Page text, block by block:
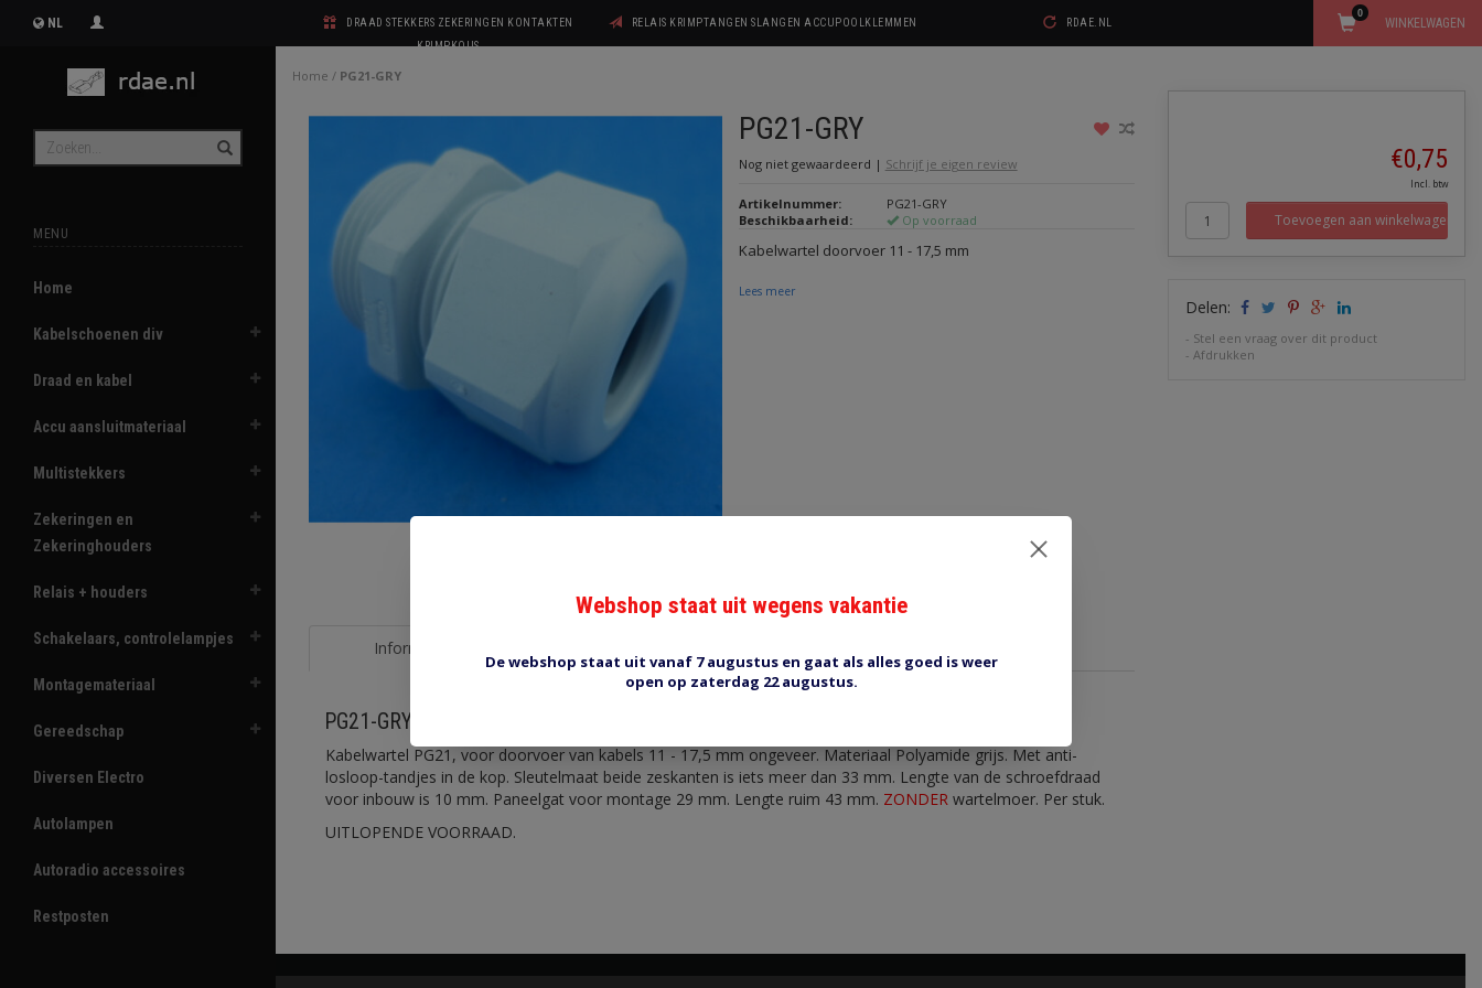
NL
DRAAD STEKKERS ZEKERINGEN KONTAKTEN
KRIMPKOUS
RELAIS KRIMPTANGEN SLANGEN ACCUPOOLKLEMMEN RDAE.NL WINKELWAGEN
0
MENU
Home
Kabelschoenen div
Draad en kabel
Accu aansluitmateriaal
Multistekkers
Zekeringen en
Zekeringhouders
Relais + houders
Schakelaars, controlelampjes
Montagemateriaal
Gereedschap
Diversen Electro
Autolampen
Autoradio accessoires
Restposten
Home / PG21-GRY
PG21-GRY
Nog niet gewaardeerd | Schrijf je eigen review
Artikelnummer:
PG21-GRY
Beschikbaarheid:
Op voorraad
Kabelwartel doorvoer 11 - 17,5 mm
Lees meer
Informatie
PG21-GRY
Kabelwartel PG21, voor doorvoer van kabels 11 - 17,5 mm ongeveer. Materiaal Polyamide grijs. Met anti-
losloop-tandjes in de kop. Sleutelmaat beide zeskanten is iets meer dan 33 mm. Lengte van de schroefdraad
voor inbouw is 10 mm. Paneelgat voor montage 29 mm. Lengte ruim 43 mm. ZONDER wartelmoer. Per stuk.
UITLOPENDE VOORRAAD.
€0,75
Incl. btw
Toevoegen aan winkelwagen
Delen:
- Stel een vraag over dit product
-Afdrukken
Webshop staat uit wegens vakantie
De webshop staat uit vanaf 7 augustus en gaat als alles goed is weer
open op zaterdag 22 augustus.